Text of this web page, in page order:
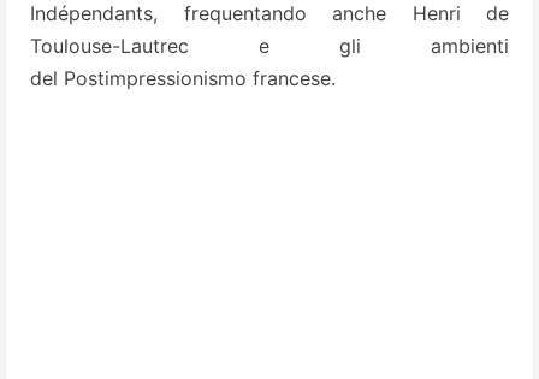
Indépendants, frequentando anche Henri de
Toulouse-Lautrec e gli ambienti
del Postimpressionismo francese.